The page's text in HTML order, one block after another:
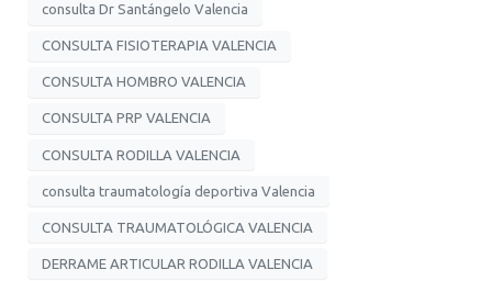
consulta Dr Santángelo Valencia
CONSULTA FISIOTERAPIA VALENCIA
CONSULTA HOMBRO VALENCIA
CONSULTA PRP VALENCIA
CONSULTA RODILLA VALENCIA
consulta traumatología deportiva Valencia
CONSULTA TRAUMATOLÓGICA VALENCIA
DERRAME ARTICULAR RODILLA VALENCIA